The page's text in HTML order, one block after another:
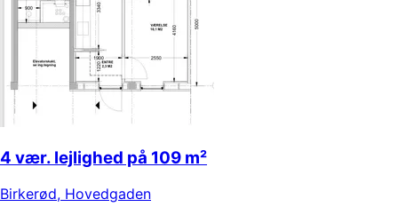
4 vær. lejlighed på 109 m²
Birkerød, Hovedgaden